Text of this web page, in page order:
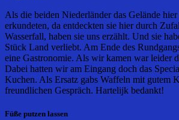
Als die beiden Niederländer das Gelände hier
erkundeten, da entdeckten sie hier durch
Wasserfall, haben sie uns erzählt. Und sie
Stück Land verliebt. Am Ende des
eine Gastronomie. Als wir kamen war leider
Dabei hatten wir am Eingang doch das
Kuchen. Als Ersatz gabs Waffeln mit gutem
freundlichen Gespräch. Hartelijk bedankt!
Füße putzen lassen